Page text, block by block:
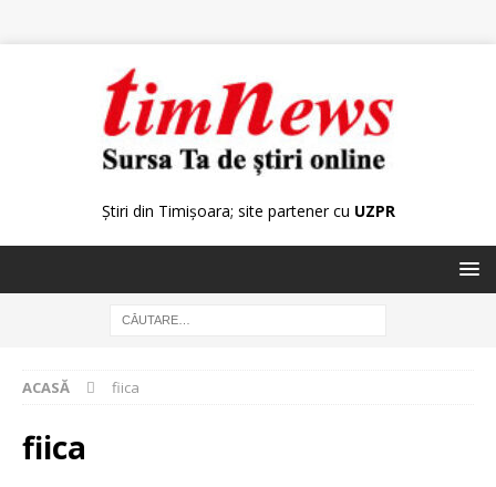
Știri din Timișoara; site partener cu UZPR
ACASĂ fiica
fiica